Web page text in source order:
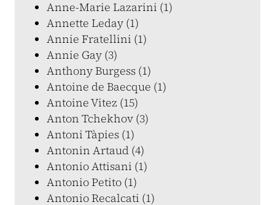
Anne-Marie Lazarini (1)
Annette Leday (1)
Annie Fratellini (1)
Annie Gay (3)
Anthony Burgess (1)
Antoine de Baecque (1)
Antoine Vitez (15)
Anton Tchekhov (3)
Antoni Tàpies (1)
Antonin Artaud (4)
Antonio Attisani (1)
Antonio Petito (1)
Antonio Recalcati (1)